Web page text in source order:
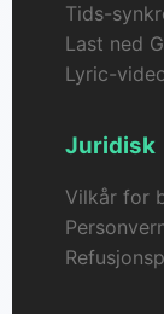
Tids-
Last ned
Lyric-
Juridisk
Vilkår for